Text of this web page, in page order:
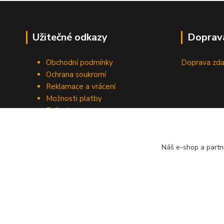
Užitečné odkazy
Obchodní podmínky
Ochrana soukromí
Reklamace a vrácení
Možnosti platby
Způsob dopravy
Doprava
Náš e-shop a